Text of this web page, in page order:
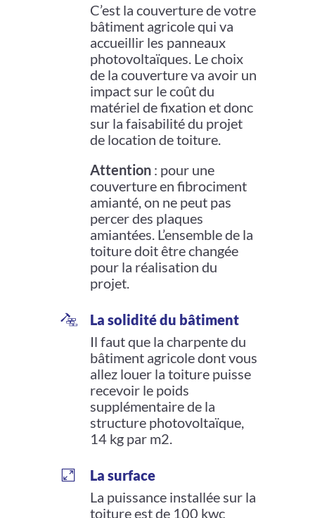
C’est la couverture de votre
bâtiment agricole qui va
accueillir les panneaux
photovoltaïques. Le choix
de la couverture va avoir un
impact sur le coût du
matériel de fixation et donc
sur la faisabilité du projet
de location de toiture.
Attention: pour une
couverture en fibrociment
amianté, on ne peut pas
percer des plaques
amiantées. L’ensemble de la
toiture doit être changée
pour la réalisation du
projet.
La solidité du bâtiment
Il faut que la charpente du
bâtiment agricole dont vous
allez louer la toiture puisse
recevoir le poids
supplémentaire de la
structure photovoltaïque,
14 kg par m2.
La surface
La puissance installée sur la
toiture est de 100 kwc